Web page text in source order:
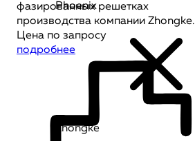
фазированных решетках
производства компании Zhongke.
Цена по запросу
подробнее
Phoenix
Zhongke